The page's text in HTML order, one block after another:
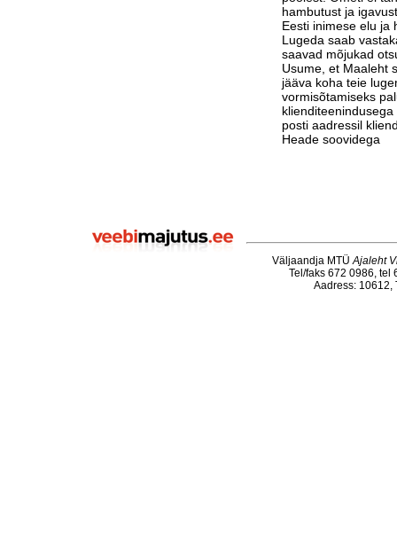
hambutust ja
Eesti inimese elu ja
Lugeda saab
saavad mõjukad
Usume, et Maaleht
jääva koha teie
vormisõtamiseks
posti aadressil
Heade soovidega
Väljaandja MTÜAjaleht
Tel/faks 672 0986, tel
Aadress: 10612,